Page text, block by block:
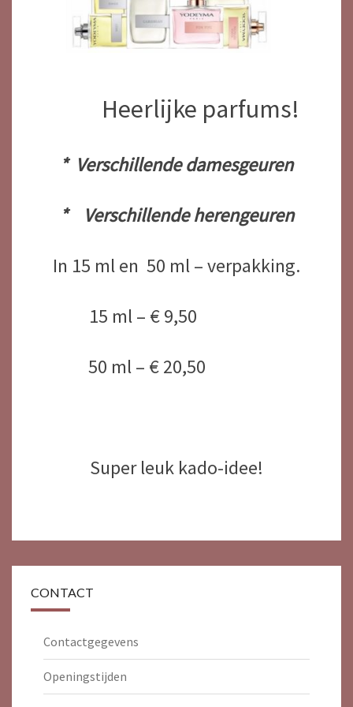
Heerlijke parfums!
* Verschillende damesgeuren
* Verschillende herengeuren
In 15 ml en 50 ml – verpakking.
15 ml – € 9,50
50 ml – € 20,50
Super leuk kado-idee!
CONTACT
Contactgegevens
Openingstijden